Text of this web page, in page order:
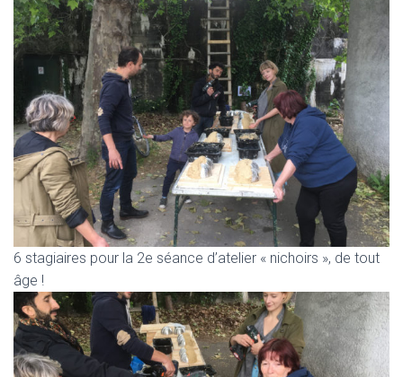
6 stagiaires pour la 2e séance d’atelier « nichoirs », de tout
âge !